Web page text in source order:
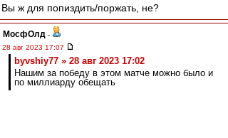
Вы ж для попиздить/поржать, не?
МосфОлд -
28 авг 2023 17:07
byvshiy77 » 28 авг 2023 17:02
Нашим за победу в этом матче можно было и
по миллиарду обещать